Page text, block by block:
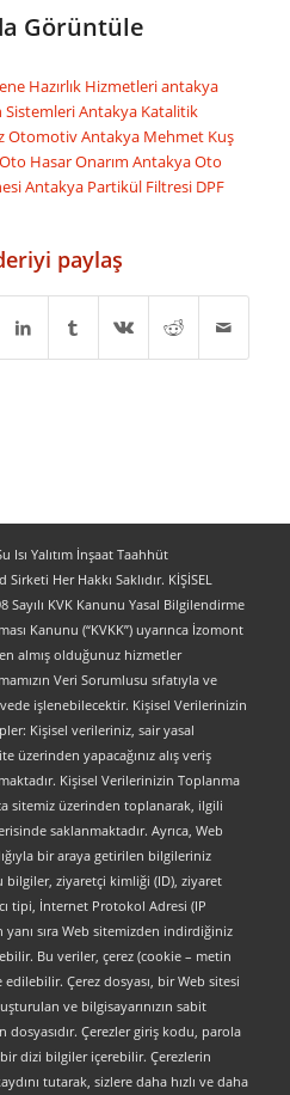
Görüntüle
Hazırlık Hizmetleriantakya
SistemleriAntakya Katalitik
OtomotivAntakya Mehmet Kuş
Hasar Onarım Antakya Oto
Antakya Partikül Filtresi DPF
paylaş
Yalıtım İnşaat Taahhüt
Her Hakkı Saklıdır. KİŞİSEL
Sayılı KVK Kanunu Yasal Bilgilendirme
Kanunu (“KVKK”) uyarınca İzomont
almış olduğunuz hizmetler
Veri Sorumlusu sıfatıyla ve
işlenebilecektir. Kişisel Verilerinizin
Kişisel verileriniz, sair yasal
üzerinden yapacağınız alış veriş
Kişisel Verilerinizin Toplanma
sitemiz üzerinden toplanarak, ilgili
saklanmaktadır. Ayrıca, Web
bir araya getirilen bilgileriniz
ziyaretçi kimliği (ID), ziyaret
tipi, İnternet Protokol Adresi (IP
sıra Web sitemizden indirdiğiniz
Bu veriler, çerez (cookie – metin
edilebilir. Çerez dosyası, bir Web sitesi
ve bilgisayarınızın sabit
Çerezler giriş kodu, parola
dizi bilgiler içerebilir. Çerezlerin
tutarak, sizlere daha hızlı ve daha